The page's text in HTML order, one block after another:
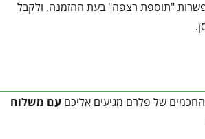
"תוספת רצפה" בעת ההזמנה, ולקבל
של פלרם מגיעים אליכם עם משלוח